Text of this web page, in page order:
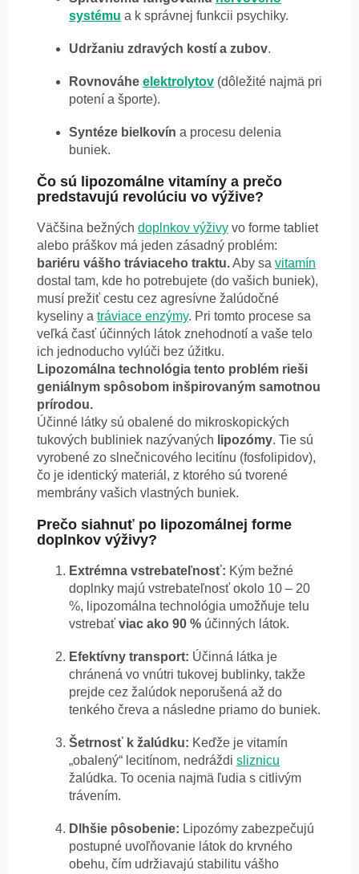
systému a k správnej funkcii psychiky.
Udržaniu zdravých kostí a zubov.
Rovnováhe elektrolytov (dôležité najmä pri
potení a športe).
Syntéze bielkovín a procesu delenia
buniek.
Čo sú lipozomálne vitamíny a prečo
predstavujú revolúciu vo výžive?
Väčšina bežných doplnkov výživy vo forme tabliet
alebo práškov má jeden zásadný problém:
bariéru vášho tráviaceho traktu.Aby sa vitamín
dostal tam, kde ho potrebujete (do vašich buniek),
musí prežiť cestu cez agresívne žalúdočné
kyseliny a tráviace enzýmy. Pri tomto procese sa
veľká časť účinných látok znehodnotí a vaše telo
ich jednoducho vylúči bez úžitku.
Lipozomálna technológia tento problém rieši
geniálnym spôsobom inšpirovaným samotnou
prírodou.
Účinné látky sú obalené do mikroskopických
tukových bubliniek nazývaných lipozómy. Tie sú
vyrobené zo slnečnicového lecitínu (fosfolipidov),
čo je identický materiál, z ktorého sú tvorené
membrány vašich vlastných buniek.
Prečo siahnuť po lipozomálnej forme
doplnkov výživy?
Extrémna vstrebateľnosť: Kým bežné
doplnky majú vstrebateľnosť okolo 10 – 20
%, lipozomálna technológia umožňuje telu
vstrebať viac ako 90 % účinných látok.
Efektívny transport: Účinná látka je
chránená vo vnútri tukovej bublinky, takže
prejde cez žalúdok neporušená až do
tenkého čreva a následne priamo do buniek.
Šetrnosť k žalúdku: Keďže je vitamín
„obalený“ lecitínom, nedráždi sliznicu
žalúdka. To ocenia najmä ľudia s citlivým
trávením.
Dlhšie pôsobenie: Lipozómy zabezpečujú
postupné uvoľňovanie látok do krvného
obehu, čím udržiavajú stabilitu vášho